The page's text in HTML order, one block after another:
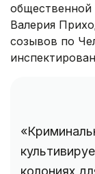
общественной
Валерия
созывов по
колониях